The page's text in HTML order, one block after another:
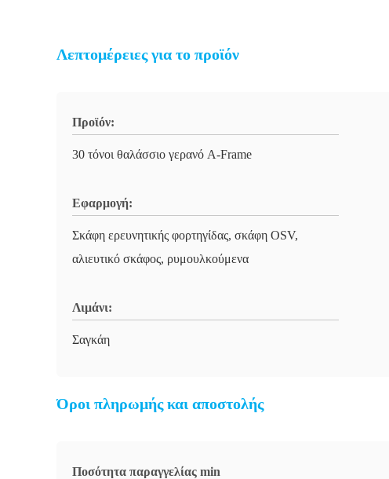
Λεπτομέρειες για το προϊόν
Προϊόν:
30 τόνοι θαλάσσιο γερανό A-Frame
Εφαρμογή:
Σκάφη ερευνητικής φορτηγίδας, σκάφη OSV,
αλιευτικό σκάφος, ρυμουλκούμενα
Λιμάνι:
Σαγκάη
Όροι πληρωμής και αποστολής
Ποσότητα παραγγελίας min